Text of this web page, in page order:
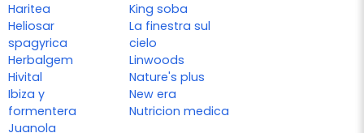
Haritea
Heliosar
spagyrica
Herbalgem
Hivital
Ibiza y
formentera
Juanola
King soba
La finestra sul
cielo
Linwoods
Nature's plus
New era
Nutricion medica